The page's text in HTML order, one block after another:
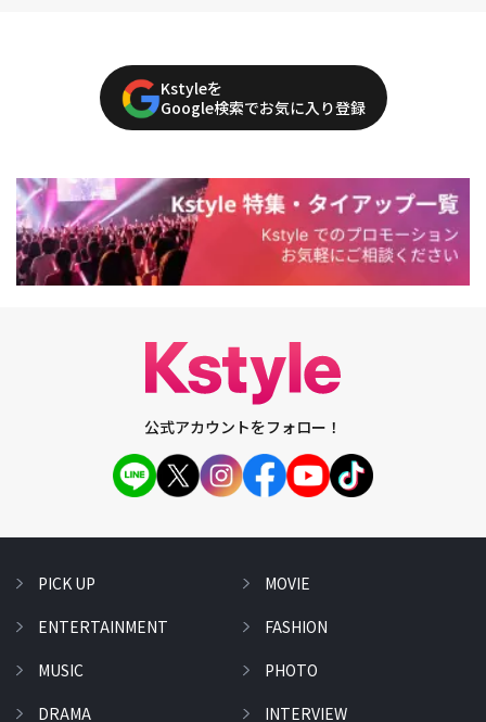
Kstyleを
Google検索でお気に入り登録
公式アカウントをフォロー！
PICK UP
ENTERTAINMENT
MUSIC
DRAMA
MOVIE
FASHION
PHOTO
INTERVIEW